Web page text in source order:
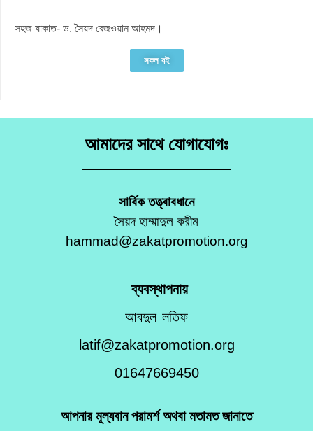
সহজ যাকাত- ড. সৈয়দ রেজওয়ান আহমদ।
সকল বই
আমাদের সাথে যোগাযোগঃ
সার্বিক তত্ত্বাবধানে
সৈয়দ হাম্মাদুল করীম
hammad@zakatpromotion.org
ব্যবস্থাপনায়
আবদুল লতিফ
latif@zakatpromotion.org
01647669450
আপনার মূল্যবান পরামর্শ অথবা মতামত জানাতে